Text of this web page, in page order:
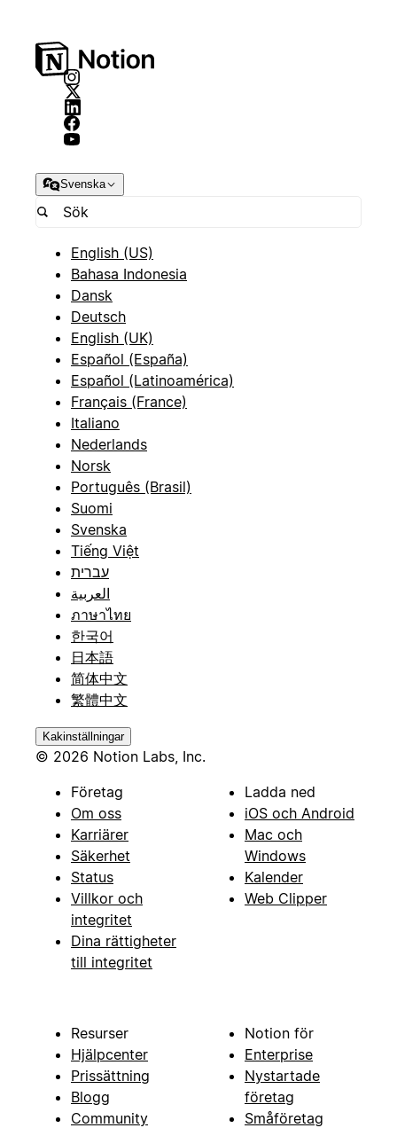
Svenska
English (US)
Bahasa Indonesia
Dansk
Deutsch
English (UK)
Español (España)
Español (Latinoamérica)
Français (France)
Italiano
Nederlands
Norsk
Português (Brasil)
Suomi
Svenska
Tiếng Việt
עברית
العربية
ภาษาไทย
한국어
日本語
简体中文
繁體中文
Kakinställningar
© 2026 Notion Labs, Inc.
Företag
Om oss
Karriärer
Säkerhet
Status
Villkor och
integritet
Dina rättigheter
till integritet
Ladda ned
iOS och Android
Mac och
Windows
Kalender
Web Clipper
Resurser
Hjälpcenter
Prissättning
Blogg
Community
Notion för
Enterprise
Nystartade
företag
Småföretag